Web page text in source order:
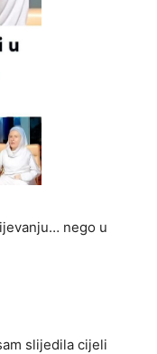
nego u
slijedila cijeli